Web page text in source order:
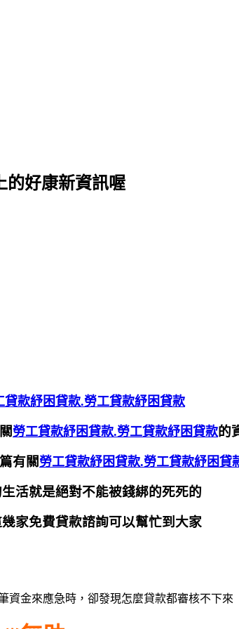
的好康新資訊喔
貸款紓困貸款.勞工貸款紓困貸款
勞工貸款紓困貸款.勞工貸款紓困貸款的
有關勞工貸款紓困貸款.勞工貸款紓困貸
活就是絕對不能被錢綁的死死的
家免費貸款諮詢可以幫忙到大家
資金來應急時，卻發現怎麼貸款都審核不下來